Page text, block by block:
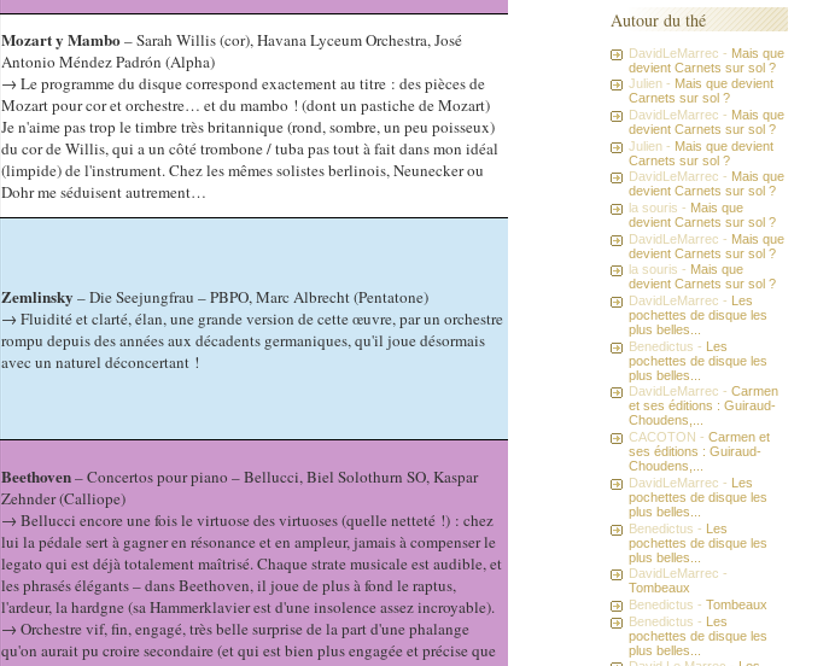
Mozart y Mambo– Sarah Willis (cor), Havana Lyceum Orchestra, José
Antonio Méndez Padrón (Alpha)
→ Le programme du disque correspond exactement au titre : des pièces de
Mozart pour cor et orchestre… et du mambo ! (dont un pastiche de Mozart)
Je n'aime pas trop le timbre très britannique (rond, sombre, un peu poisseux)
du cor de Willis, qui a un côté trombone / tuba pas tout à fait dans mon idéal
(limpide) de l'instrument. Chez les mêmes solistes berlinois, Neunecker ou
Dohr me séduisent autrement…
Zemlinsky – Die Seejungfrau – PBPO, Marc Albrecht (Pentatone)
→ Fluidité et clarté, élan, une grande version de cette œuvre, par un orchestre
rompu depuis des années aux décadents germaniques, qu'il joue désormais
avec un naturel déconcertant !
Beethoven– Concertos pour piano – Bellucci, Biel Solothurn SO, Kaspar
Zehnder (Calliope)
→ Bellucci encore une fois le virtuose des virtuoses (quelle netteté !) : chez
lui la pédale sert à gagner en résonance et en ampleur, jamais à compenser le
legato qui est déjà totalement maîtrisé. Chaque strate musicale est audible, et
les phrasés élégants – dans Beethoven, il joue de plus à fond le raptus,
l'ardeur, la hardgne (sa Hammerklavier est d'une insolence assez incroyable).
→ Orchestre vif, fin, engagé, très belle surprise de la part d'une phalange
qu'on aurait pu croire secondaire (et qui est bien plus engagée et précise que
Autour du thé
DavidLeMarrec - Mais que
devient Carnets sur sol ?
Julien - Mais que devient
Carnets sur sol ?
DavidLeMarrec - Mais que
devient Carnets sur sol ?
Julien - Mais que devient
Carnets sur sol ?
DavidLeMarrec - Mais que
devient Carnets sur sol ?
la souris - Mais que
devient Carnets sur sol ?
DavidLeMarrec - Mais que
devient Carnets sur sol ?
la souris - Mais que
devient Carnets sur sol ?
DavidLeMarrec - Les
pochettes de disque les
plus belles...
Benedictus - Les
pochettes de disque les
plus belles...
DavidLeMarrec -Carmen
et ses éditions : Guiraud-
Choudens,...
CACOTON -Carmen et
ses éditions : Guiraud-
Choudens,...
DavidLeMarrec - Les
pochettes de disque les
plus belles...
Benedictus - Les
pochettes de disque les
plus belles...
DavidLeMarrec -
Tombeaux
Benedictus -Tombeaux
Benedictus - Les
pochettes de disque les
plus belles...